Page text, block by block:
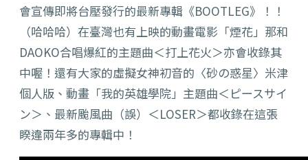
會宣傳即將台壓發行的最新專輯《BOOTLEG》！！
（哈哈哈）在臺灣也有上映的動畫電影「煙花」那和
DAOKO合唱爆紅的主題曲＜打上花火＞亦會收錄其
中喔！還有大家的虛擬女神初音的〈砂の惑星〉米津
個人版、動畫「我的英雄學院」主題曲＜ピースサイ
ン＞、最新颱風曲（誤）＜LOSER＞都收錄在這張
睽違兩年多的專輯中！